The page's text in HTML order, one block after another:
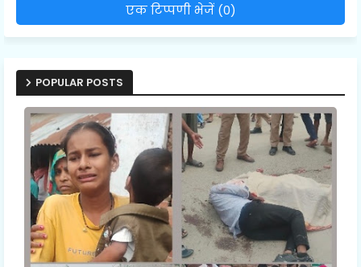
एक टिप्पणी भेजें (0)
POPULAR POSTS